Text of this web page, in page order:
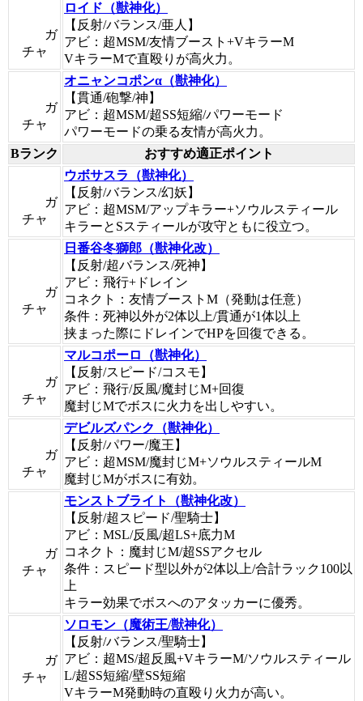
ガ
チャ
ロイド（獣神化）
【反射/バランス/亜人】
アビ：超MSM/友情ブースト+VキラーM
VキラーMで直殴りが高火力。
ガ
チャ
オニャンコポンα（獣神化）
【貫通/砲撃/神】
アビ：超MSM/超SS短縮/パワーモード
パワーモードの乗る友情が高火力。
Bランク
おすすめ適正ポイント
ガ
チャ
ウボサスラ（獣神化）
【反射/バランス/幻妖】
アビ：超MSM/アップキラー+ソウルスティール
キラーとSスティールが攻守ともに役立つ。
ガ
チャ
日番谷冬獅郎（獣神化改）
【反射/超バランス/死神】
アビ：飛行+ドレイン
コネクト：友情ブーストM（発動は任意）
条件：死神以外が2体以上/貫通が1体以上
挟まった際にドレインでHPを回復できる。
ガ
チャ
マルコポーロ（獣神化）
【反射/スピード/コスモ】
アビ：飛行/反風/魔封じM+回復
魔封じMでボスに火力を出しやすい。
ガ
チャ
デビルズパンク（獣神化）
【反射/パワー/魔王】
アビ：超MSM/魔封じM+ソウルスティールM
魔封じMがボスに有効。
ガ
チャ
モンストブライト（獣神化改）
【反射/超スピード/聖騎士】
アビ：MSL/反風/超LS+底力M
コネクト：魔封じM/超SSアクセル
条件：スピード型以外が2体以上/合計ラック100以
上
キラー効果でボスへのアタッカーに優秀。
ガ
チャ
ソロモン（魔術王/獣神化）
【反射/バランス/聖騎士】
アビ：超MS/超反風+VキラーM/ソウルスティール
L/超SS短縮/壁SS短縮
VキラーM発動時の直殴り火力が高い。